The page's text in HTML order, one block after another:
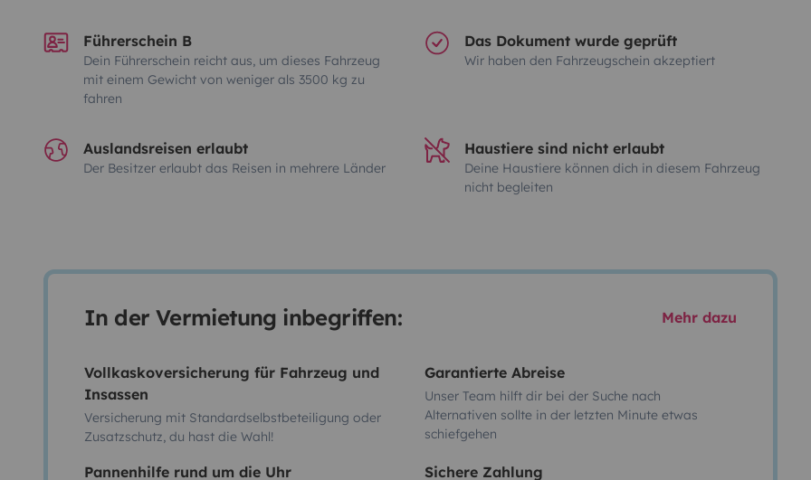
Führerschein B
Dein Führerschein reicht aus, um dieses Fahrzeug
mit einem Gewicht von weniger als 3500 kg zu
fahren
Das Dokument wurde geprüft
Wir haben den Fahrzeugschein akzeptiert
Auslandsreisen erlaubt
Der Besitzer erlaubt das Reisen in mehrere Länder
Haustiere sind nicht erlaubt
Deine Haustiere können dich in diesem Fahrzeug
nicht begleiten
In der Vermietung inbegriffen: Mehr dazu
Vollkaskoversicherung für Fahrzeug und
Insassen
Versicherung mit Standardselbstbeteiligung oder
Zusatzschutz, du hast die Wahl!
Garantierte Abreise
Unser Team hilft dir bei der Suche nach
Alternativen sollte in der letzten Minute etwas
schiefgehen
Pannenhilfe rund um die Uhr Sichere Zahlung